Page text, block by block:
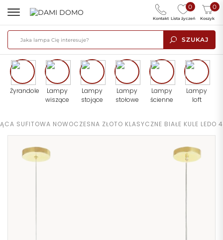
SZUKAJ
0
Lista życzeń
0
Koszyk
Kontakt
Żyrandole
Lampy
wiszące
Lampy
stojące
Lampy
stołowe
Lampy
ścienne
Lampy
loft
SUFITOWA NOWOCZESNA ZŁOTO KLASYCZNE BIAŁE KULE LEDO 4